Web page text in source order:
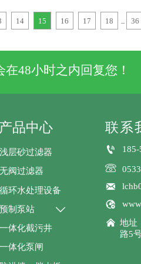
14 15 16 17 18 ... 36
48小时之内回复您！
品中心
层砂过滤器
阀过滤器
环水处理设备
制泵站

体化截污井
体化泵闸
联系




 地址
路5